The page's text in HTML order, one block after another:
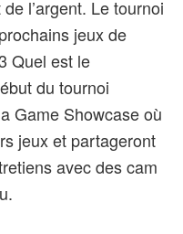
l’argent. Le tournoi
jeux de
Quel est le
du tournoi
Game Showcase où
jeux et partageront
avec des cam